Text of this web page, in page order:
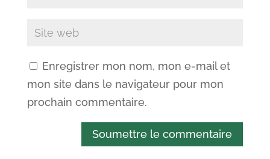
Enregistrer mon nom, mon e-mail et
mon site dans le navigateur pour mon
prochain commentaire.
Soumettre le commentaire